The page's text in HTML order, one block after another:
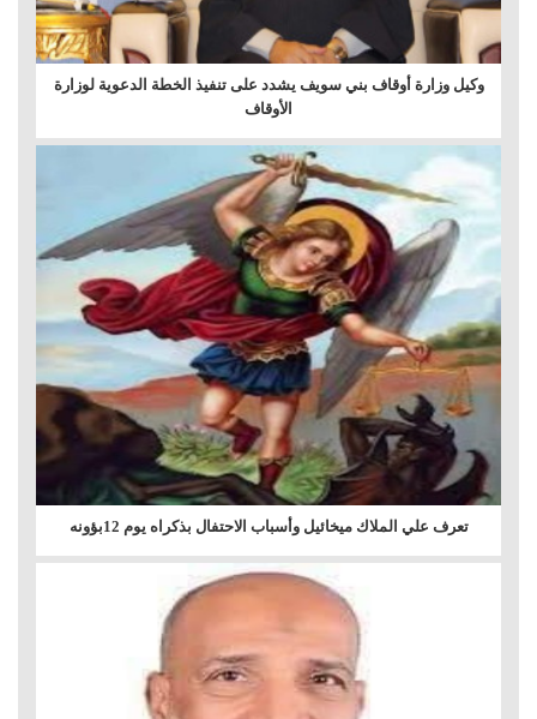
وكيل وزارة أوقاف بني سويف يشدد على تنفيذ الخطة الدعوية لوزارة
الأوقاف
تعرف علي الملاك ميخائيل وأسباب الاحتفال بذكراه يوم 12بؤونه